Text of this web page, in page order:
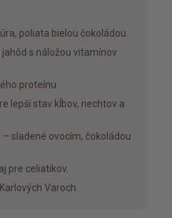
poliata bielou čokoládou.
s náložou vitamínov
proteínu.
lepší stav kĺbov, nechtov a
sladené ovocím, čokoládou
pre celiatikov.
Varoch.